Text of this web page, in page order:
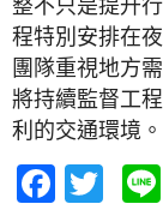
程特別安排在
團隊重視地方
將持續監督工
利的交通環境。